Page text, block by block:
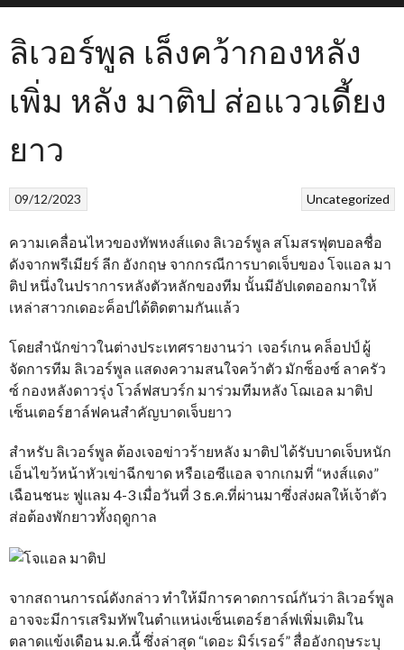
ลิเวอร์พูล เล็งคว้ากองหลัง
เพิ่ม หลัง มาติป ส่อแววเดี้ยง
ยาว
Uncategorized
09/12/2023
ความเคลื่อนไหวของทัพหงส์แดง ลิเวอร์พูล สโมสรฟุตบอลชื่อ
ดังจากพรีเมียร์ ลีก อังกฤษ จากกรณีการบาดเจ็บของ โจแอล มา
ติป หนึ่งในปราการหลังตัวหลักของทีม นั้นมีอัปเดตออกมาให้
เหล่าสาวกเดอะค็อปได้ติดตามกันแล้ว
โดยสำนักข่าวในต่างประเทศรายงานว่า เจอร์เกน คล็อปป์ ผู้
จัดการทีม ลิเวอร์พูล แสดงความสนใจคว้าตัว มักซ็องซ์ ลาครัว
ซ์ กองหลังดาวรุ่ง โวล์ฟสบวร์ก มาร่วมทีมหลัง โฌเอล มาติป
เซ็นเตอร์ฮาล์ฟคนสำคัญบาดเจ็บยาว
สำหรับ ลิเวอร์พูล ต้องเจอข่าวร้ายหลัง มาติป ได้รับบาดเจ็บหนัก
เอ็นไขว้หน้าหัวเข่าฉีกขาด หรือเอซีแอล จากเกมที่ “หงส์แดง”
เฉือนชนะ ฟูแลม 4-3 เมื่อวันที่ 3 ธ.ค.ที่ผ่านมาซึ่งส่งผลให้เจ้าตัว
ส่อต้องพักยาวทั้งฤดูกาล
จากสถานการณ์ดังกล่าว ทำให้มีการคาดการณ์กันว่า ลิเวอร์พูล
อาจจะมีการเสริมทัพในตำแหน่งเซ็นเตอร์ฮาล์ฟเพิ่มเติมใน
ตลาดแข้งเดือน ม.ค.นี้ ซึ่งล่าสุด “เดอะ มิร์เรอร์” สื่ออังกฤษระบุ